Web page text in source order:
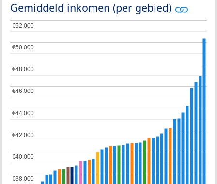
Gemiddeld inkomen (per gebied)
€38.000
€38.000
€40.000
€40.000
€42.000
€42.000
€44.000
€44.000
€46.000
€46.000
€48.000
€48.000
€50.000
€50.000
€52.000
€52.000